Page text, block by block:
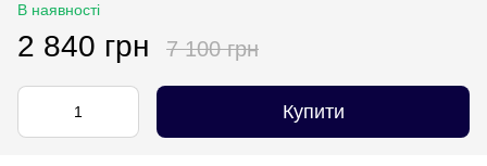
В наявності
2 840 грн 7 100 грн
Купити